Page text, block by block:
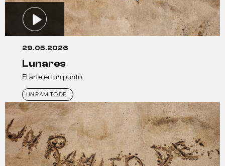
29.05.2026
lunares
El arte en un punto
UN RAMITO DE...